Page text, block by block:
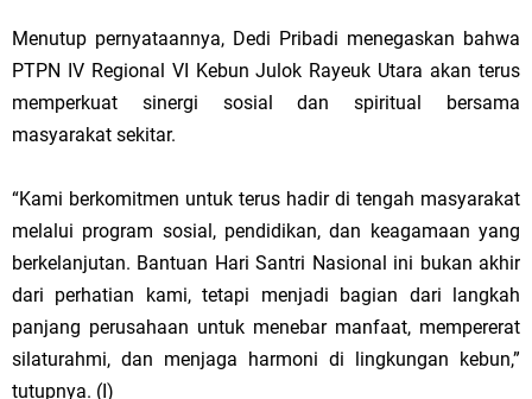
Menutup pernyataannya, Dedi Pribadi menegaskan bahwa
PTPN IV Regional VI Kebun Julok Rayeuk Utara akan terus
memperkuat sinergi sosial dan spiritual bersama
masyarakat sekitar.
“Kami berkomitmen untuk terus hadir di tengah masyarakat
melalui program sosial, pendidikan, dan keagamaan yang
berkelanjutan. Bantuan Hari Santri Nasional ini bukan akhir
dari perhatian kami, tetapi menjadi bagian dari langkah
panjang perusahaan untuk menebar manfaat, mempererat
silaturahmi, dan menjaga harmoni di lingkungan kebun,”
tutupnya. (I)